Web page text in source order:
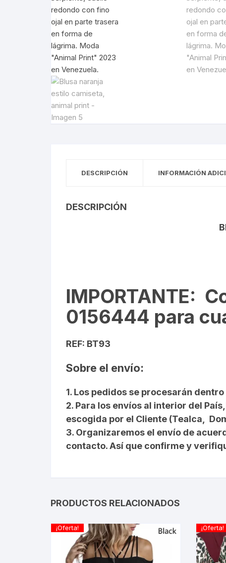
DESCRIPCIÓN INFORMACIÓN
DESCRIPCIÓN
IMPORTANTE:
0156444 para
REF: BT93
Sobre el envío:
1. Los pedidos se procesarán
2. Para los envíos al interior del
escogida por el Cliente (Tealca,
3. Organizaremos el envío de
contacto. Así que confirme y
PRODUCTOS RELACIONADOS
¡Oferta! ¡Oferta!